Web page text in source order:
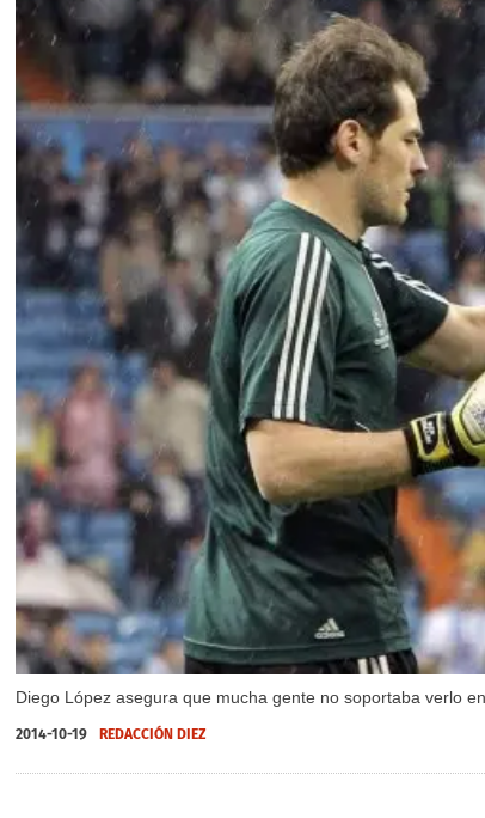
Diego López asegura que mucha gente no soportaba verlo
2014-10-19 REDACCIÓN DIEZ